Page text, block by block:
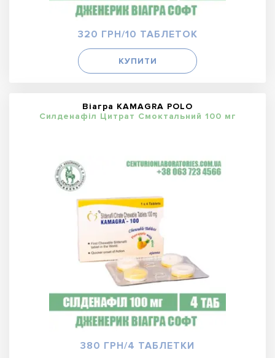
320 ГРН/10 ТАБЛЕТОК
КУПИТИ
Віагра KAMAGRA POLO
Силденафіл Цитрат Смоктальний 100 мг
380 ГРН/4 ТАБЛЕТКИ